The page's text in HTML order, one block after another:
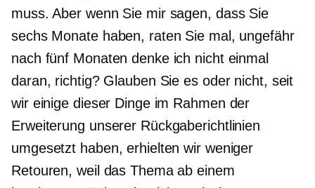
muss. Aber wenn Sie mir sagen, dass Sie
sechs Monate haben, raten Sie mal, ungefähr
nach fünf Monaten denke ich nicht einmal
daran, richtig? Glauben Sie es oder nicht, seit
wir einige dieser Dinge im Rahmen der
Erweiterung unserer Rückgaberichtlinien
umgesetzt haben, erhielten wir weniger
Retouren, weil das Thema ab einem